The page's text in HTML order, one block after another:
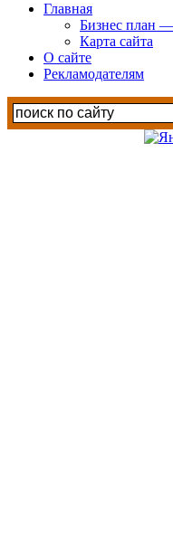
Главная
Бизнес план
Карта сайта
О сайте
Рекламодателям